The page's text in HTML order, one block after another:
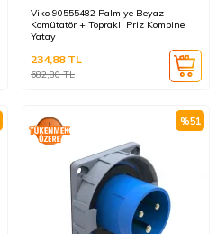
Viko 90555482 Palmiye Beyaz
Komütatör + Topraklı Priz Kombine
Yatay
682,80TL
234,88TL
%51